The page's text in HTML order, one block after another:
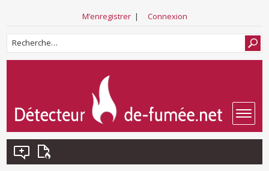
M’enregistrer| Connexion